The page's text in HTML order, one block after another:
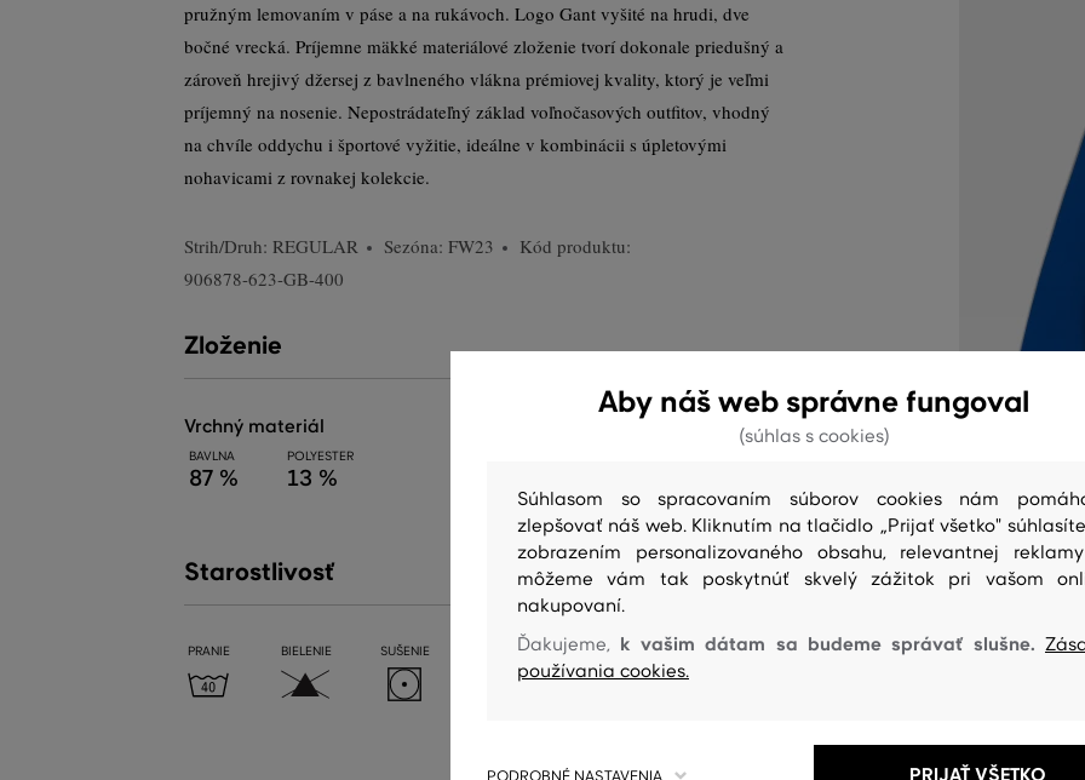
pružným lemovaním v páse a na rukávoch. Logo Gant vyšité na hrudi, dve
bočné vrecká. Príjemne mäkké materiálové zloženie tvorí dokonale priedušný a
zároveň hrejivý džersej z bavlneného vlákna prémiovej kvality, ktorý je veľmi
príjemný na nosenie. Nepostrádateľný základ voľnočasových outfitov, vhodný
na chvíle oddychu i športové vyžitie, ideálne v kombinácii s úpletovými
nohavicami z rovnakej kolekcie.
Strih/Druh: REGULAR Sezóna: FW23
Kód produktu:
906878-623-GB-400
Zloženie
vrchný materiál
BAVLNA
87 %
POLYESTER
13 %
Starostlivosť
PRANIE BIELENIE SUŠENIE ŽEHLENIE ČISTENIE
Aby náš web správne fungoval
(súhlas s cookies)
Súhlasom so spracovaním súborov cookies nám
zlepšovať náš web. Kliknutím na tlačidlo „Prijať všetko"
zobrazením personalizovaného obsahu, relevantnej
môžeme vám tak poskytnúť skvelý zážitok pri vašom
nakupovaní.
Ďakujeme, k vašim dátam sa budeme správať slušne.
používania cookies.
PODROBNÉ NASTAVENIA PRIJAŤ VŠETKO